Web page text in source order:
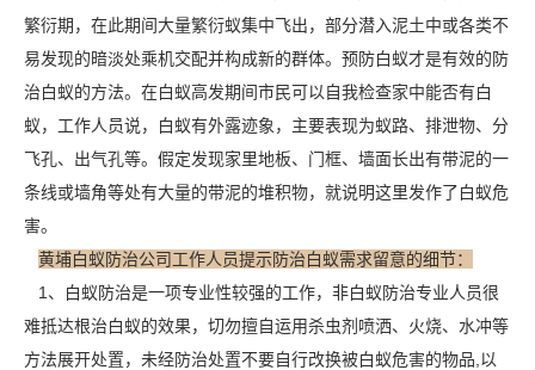
繁衍期，在此期间大量繁衍蚁集中飞出，部分潜入泥土中或各类不
易发现的暗淡处乘机交配并构成新的群体。预防白蚁才是有效的防
治白蚁的方法。在白蚁高发期间市民可以自我检查家中能否有白
蚁，工作人员说，白蚁有外露迹象，主要表现为蚁路、排泄物、 分
飞孔、出气孔等。假定发现家里地板、门框、墙面长出有带泥的一
条线或墙角等处有大量的带泥的堆积物，就说明这里发作了白蚁危
害。
黄埔白蚁防治公司工作人员提示防治白蚁需求留意的细节：
1、白蚁防治是一项专业性较强的工作，非白蚁防治专业人员很
难抵达根治白蚁的效果，切勿擅自运用杀虫剂喷洒、火烧、水冲等
方法展开处置，未经防治处置不要自行改换被白蚁危害的物品,以